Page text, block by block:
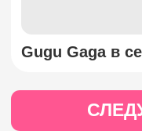
Gugu Gaga в